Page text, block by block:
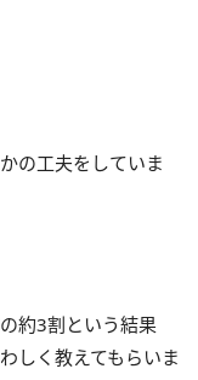
の工夫をしていま
約3割という結果
しく教えてもらいま